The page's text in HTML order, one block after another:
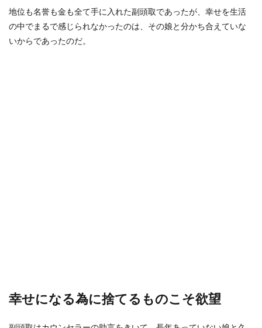
地位も名誉も金も全て手に入れた副頭取であったが、幸せを生活
の中でまるで感じられなかったのは、その娘と分かち合えていな
いからであったのだ。
幸せになる為に捨てるものこそ欲望